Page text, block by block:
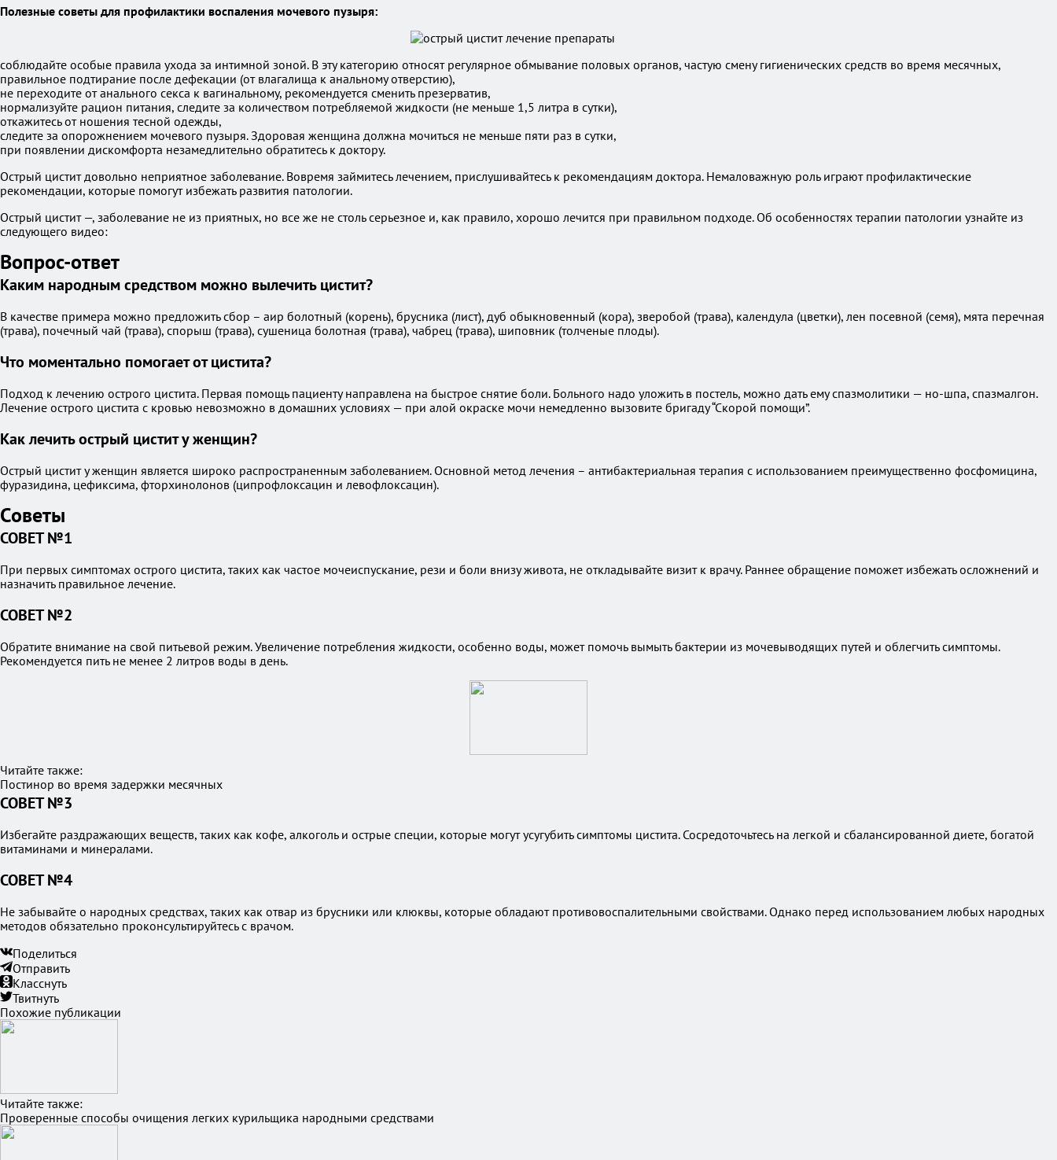
Полезные советы для профилактики воспаления мочевого пузыря:
соблюдайте особые правила ухода за интимной зоной. В эту категорию относят регулярное обмывание половых органов, частую смену гигиенических средств во время месячных,
правильное подтирание после дефекации (от влагалища к анальному отверстию),
не переходите от анального секса к вагинальному, рекомендуется сменить презерватив,
нормализуйте рацион питания, следите за количеством потребляемой жидкости (не меньше 1,5 литра в сутки),
откажитесь от ношения тесной одежды,
следите за опорожнением мочевого пузыря. Здоровая женщина должна мочиться не меньше пяти раз в сутки,
при появлении дискомфорта незамедлительно обратитесь к доктору.
Острый цистит довольно неприятное заболевание. Вовремя займитесь лечением, прислушивайтесь к рекомендациям доктора. Немаловажную роль играют профилактические
рекомендации, которые помогут избежать развития патологии.
Острый цистит —, заболевание не из приятных, но все же не столь серьезное и, как правило, хорошо лечится при правильном подходе. Об особенностях терапии патологии узнайте из
следующего видео:
Вопрос-ответ
Каким народным средством можно вылечить цистит?
В качестве примера можно предложить сбор – аир болотный (корень), брусника (лист), дуб обыкновенный (кора), зверобой (трава), календула (цветки), лен посевной (семя), мята перечная
(трава), почечный чай (трава), спорыш (трава), сушеница болотная (трава), чабрец (трава), шиповник (толченые плоды).
Что моментально помогает от цистита?
Подход к лечению острого цистита. Первая помощь пациенту направлена на быстрое снятие боли. Больного надо уложить в постель, можно дать ему спазмолитики — но-шпа, спазмалгон.
Лечение острого цистита с кровью невозможно в домашних условиях — при алой окраске мочи немедленно вызовите бригаду “Скорой помощи”.
Как лечить острый цистит у женщин?
Острый цистит у женщин является широко распространенным заболеванием. Основной метод лечения – антибактериальная терапия с использованием преимущественно фосфомицина,
фуразидина, цефиксима, фторхинолонов (ципрофлоксацин и левофлоксацин).
Советы
СОВЕТ №1
При первых симптомах острого цистита, таких как частое мочеиспускание, рези и боли внизу живота, не откладывайте визит к врачу. Раннее обращение поможет избежать осложнений и
назначить правильное лечение.
СОВЕТ №2
Обратите внимание на свой питьевой режим. Увеличение потребления жидкости, особенно воды, может помочь вымыть бактерии из мочевыводящих путей и облегчить симптомы.
Рекомендуется пить не менее 2 литров воды в день.
Читайте также:
Постинор во время задержки месячных
СОВЕТ №3
Избегайте раздражающих веществ, таких как кофе, алкоголь и острые специи, которые могут усугубить симптомы цистита. Сосредоточьтесь на легкой и сбалансированной диете, богатой
витаминами и минералами.
СОВЕТ №4
Не забывайте о народных средствах, таких как отвар из брусники или клюквы, которые обладают противовоспалительными свойствами. Однако перед использованием любых народных
методов обязательно проконсультируйтесь с врачом.
Поделиться
Отправить
Класснуть
Твитнуть
Похожие публикации
Читайте также:
Проверенные способы очищения легких курильщика народными средствами